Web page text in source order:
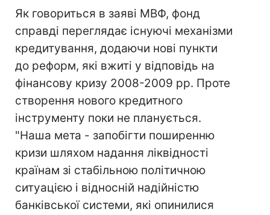
Як говориться в заяві МВФ, фонд
справді переглядає існуючі механізми
кредитування, додаючи нові пункти
до реформ, які вжиті у відповідь на
фінансову кризу 2008-2009 рр. Проте
створення нового кредитного
інструменту поки не планується.
"Наша мета - запобігти поширенню
кризи шляхом надання ліквідності
країнам зі стабільною політичною
ситуацією і відносній надійністю
банківської системи, які опинилися